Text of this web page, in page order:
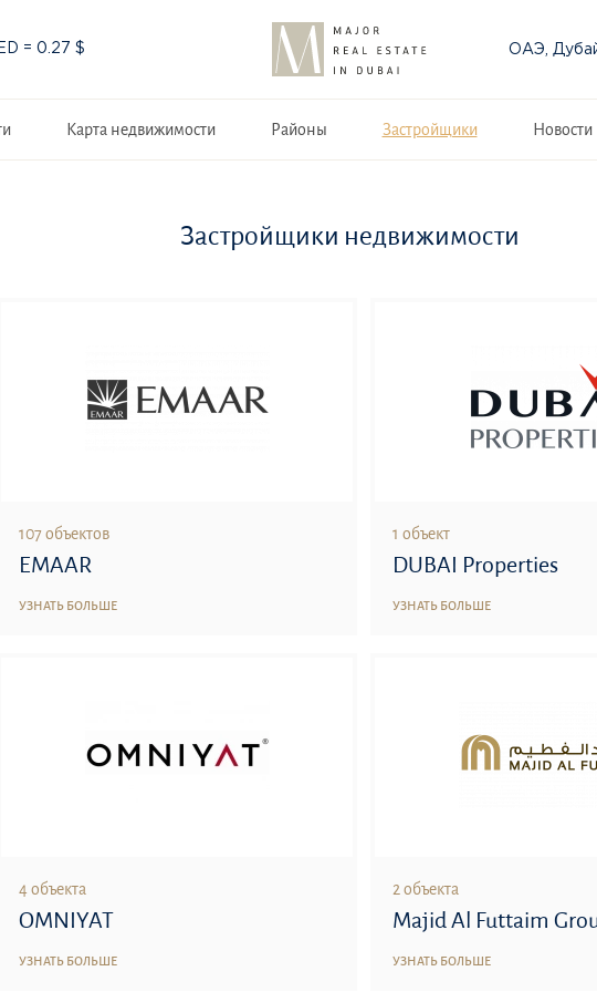
= 0.27 $ ОАЭ,
Карта недвижимости Районы Застройщики Новости
Застройщики недвижимости
107 объектов
EMAAR
УЗНАТЬ БОЛЬШЕ
1 объект
DUBAI Properties
УЗНАТЬ БОЛЬШЕ
4 объекта
OMNIYAT
УЗНАТЬ БОЛЬШЕ
2 объекта
Majid Al Futtaim
УЗНАТЬ БОЛЬШЕ